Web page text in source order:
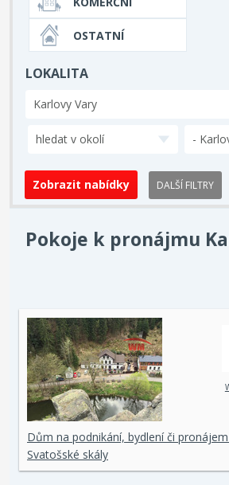
OSTATNÍ
LOKALITA
hledat v okolí -
DALŠÍ FILTRY
Pokoje k pronájmu
Dům na podnikání, bydlení či
Svatošské skály